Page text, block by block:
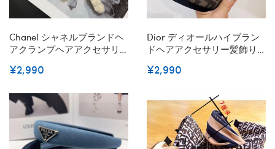
Chanel シャネルブランドヘ
アクランプヘアアクセサリ
グヘアクリップ ヘアグリッ
クファーのヘアクリップ ヘ
アポニーテールクリッ
¥2,990
Dior ディオールハイブラン
ドヘアアクセサリー髪飾り
レディースブランド可愛い
ヘアピンハイブランド
¥2,990